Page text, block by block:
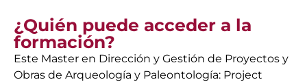
¿Quién puede acceder a la
formación?
Este Master en Dirección y Gestión de Proyectos y
Obras de Arqueología y Paleontología: Project